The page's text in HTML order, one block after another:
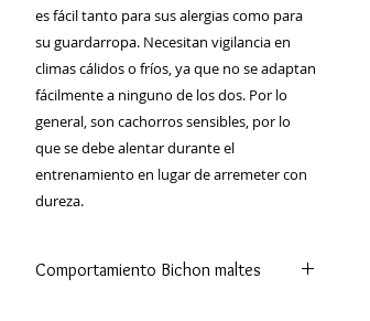
es fácil tanto para sus alergias como para
su guardarropa. Necesitan vigilancia en
climas cálidos o fríos, ya que no se adaptan
fácilmente a ninguno de los dos. Por lo
general, son cachorros sensibles, por lo
que se debe alentar durante el
entrenamiento en lugar de arremeter con
dureza.
Comportamiento Bichon maltes